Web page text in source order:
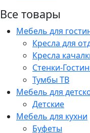
Все товары
Мебель для
Кресла для
Кресла
Стенки-
Тумбы ТВ
Мебель для
Детские
Мебель для кухни
Буфеты